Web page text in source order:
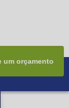
um orçamento